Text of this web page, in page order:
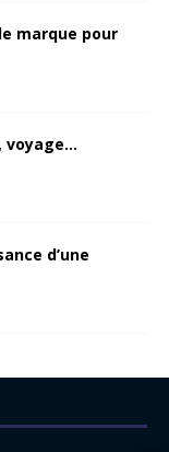
marque pour
voyage…
d’une